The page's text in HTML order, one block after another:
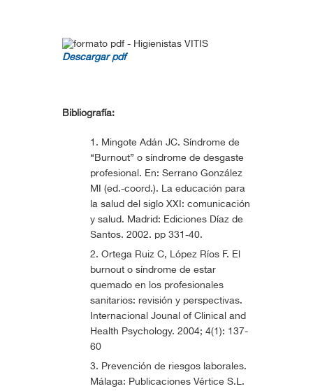
Descargar pdf
Bibliografía:
Mingote Adán JC. Síndrome de
“Burnout” o síndrome de desgaste
profesional. En: Serrano González
MI (ed.-coord.). La educación para
la salud del siglo XXI: comunicación
y salud. Madrid: Ediciones Díaz de
Santos. 2002. pp 331-40.
Ortega Ruiz C, López Ríos F. El
burnout o síndrome de estar
quemado en los profesionales
sanitarios: revisión y perspectivas.
Internacional Jounal of Clinical and
Health Psychology. 2004; 4(1): 137-
60
Prevención de riesgos laborales.
Málaga: Publicaciones Vértice S.L.